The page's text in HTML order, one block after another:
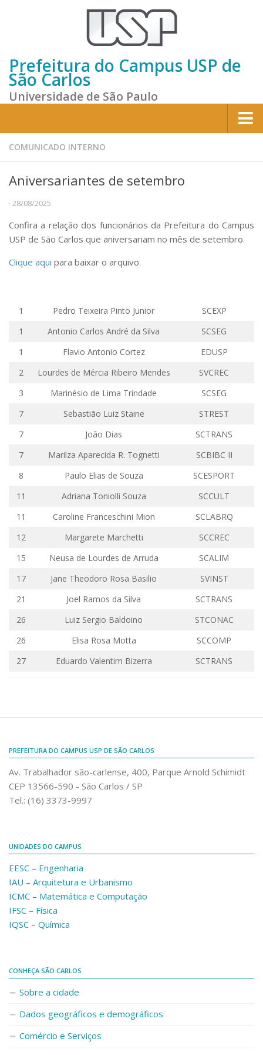
Prefeitura do Campus USP de
São Carlos
Universidade de São Paulo
Home
Sobre a Prefeitura
Gestão atual
Missão e Valores
Divisões e Seções
Comissões Internas
Promoção Social
Saúde Mental
Esporte, Arte e Cultura
Resíduos Químicos
Creche e Pré-Escola
Comunicação e Informática
Programas e Ações
Qualidade e Produtividade
Acessibilidade
Terceira Idade
Pequeno Cidadão
Campus Universitário
Conselho Gestor
Notícias e Eventos
Informações para ingressantes
Fale Conosco
Urgências
COMUNICADO INTERNO
Aniversariantes de setembro
· 28/08/2025
Confira a relação dos funcionários da Prefeitura do Campus
USP de São Carlos que aniversariam no mês de setembro.
Clique aqui para baixar o arquivo.
1 Pedro Teixeira Pinto Junior
SCEXP
1
Antonio Carlos André da Silva
SCSEG
1
Flavio Antonio Cortez
EDUSP
2
Lourdes de Mércia Ribeiro Mendes
SVCREC
3
Marinésio de Lima Trindade
SCSEG
7
Sebastião Luiz Staine
STREST
7
João Dias
SCTRANS
7
Marilza Aparecida R. Tognetti SCBIBC II
8
Paulo Elias de Souza
SCESPORT
11
Adriana Toniolli Souza
SCCULT
11
Caroline Franceschini Mion
SCLABRQ
12
Margarete Marchetti
SCCREC
15
Neusa de Lourdes de Arruda
SCALIM
17
Jane Theodoro Rosa Basilio
SVINST
21
Joel Ramos da Silva
SCTRANS
26
Luiz Sergio Baldoino
STCONAC
26
Elisa Rosa Motta
SCCOMP
27
Eduardo Valentim Bizerra SCTRANS
PREFEITURA DO CAMPUS USP DE SÃO CARLOS
Av. Trabalhador são-carlense, 400, Parque Arnold Schimidt
CEP 13566-590 - São Carlos / SP
Tel.: (16) 3373-9997
UNIDADES DO CAMPUS
EESC – Engenharia
IAU – Arquitetura e Urbanismo
ICMC – Matemática e Computação
IFSC – Física
IQSC – Química
CONHEÇA SÃO CARLOS
Sobre a cidade
Dados geográficos e demográficos
Comércio e Serviços